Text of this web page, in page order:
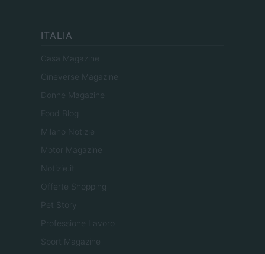
ITALIA
Casa Magazine
Cineverse Magazine
Donne Magazine
Food Blog
Milano Notizie
Motor Magazine
Notizie.it
Offerte Shopping
Pet Story
Professione Lavoro
Sport Magazine